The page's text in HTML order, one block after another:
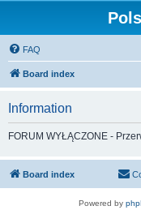
FAQ
Board index
Information
FORUM WYŁĄCZONE -
Board index
Powered by